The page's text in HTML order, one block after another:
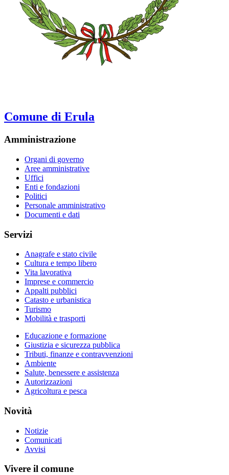
Comune di Erula
Amministrazione
Organi di governo
Aree amministrative
Uffici
Enti e fondazioni
Politici
Personale amministrativo
Documenti e dati
Servizi
Anagrafe e stato civile
Cultura e tempo libero
Vita lavorativa
Imprese e commercio
Appalti pubblici
Catasto e urbanistica
Turismo
Mobilità e trasporti
Educazione e formazione
Giustizia e sicurezza pubblica
Tributi, finanze e contravvenzioni
Ambiente
Salute, benessere e assistenza
Autorizzazioni
Agricoltura e pesca
Novità
Notizie
Comunicati
Avvisi
Vivere il comune